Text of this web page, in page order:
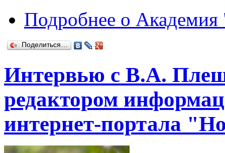
Подробнее о Академия
Поделиться…
Интервью с В.А.
редактором
интернет-портала